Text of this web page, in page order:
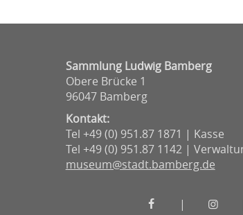
Sammlung Ludwig Bamberg
Obere Brücke 1
96047 Bamberg
Kontakt:
Tel +49 (0) 951.87 1871 | Kasse
Tel +49 (0) 951.87 1142 |
museum@stadt.bamberg.de
Museen
|